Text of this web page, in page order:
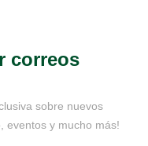
correos
sobre nuevos
eventos y mucho más!